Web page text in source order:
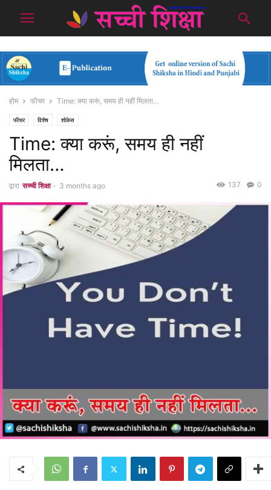
होम फीचर Time: क्या करूं, समय ही नहीं मिलता…
फीचर विशेष शोकेस
Time: क्या करूं, समय ही नहीं
मिलता…
द्वारा सच्ची शिक्षा - 3 months ago 0
137